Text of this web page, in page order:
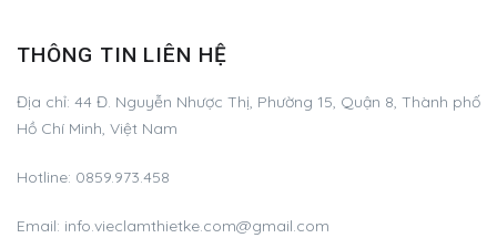
THÔNG TIN LIÊN HỆ
Địa chỉ: 44 Đ. Nguyễn Nhược Thị, Phường 15, Quận 8, Thành phố
Hồ Chí Minh, Việt Nam
Hotline: 0859.973.458
Email: info.vieclamthietke.com@gmail.com